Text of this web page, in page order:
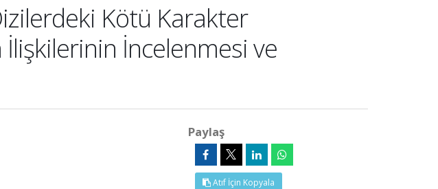
Kötü Karakter
İncelenmesi ve
Paylaş
Atıf İçin Kopyala